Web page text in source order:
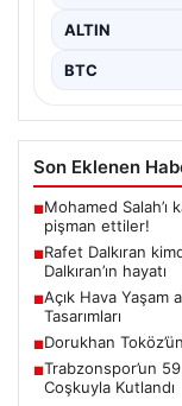
ALTIN
BTC
Son Eklenen
■Mohamed Salah’ı
pişman ettiler!
■Rafet Dalkıran
Dalkıran’ın hayatı
■Açık Hava Yaşam
Tasarımları
■Dorukhan
■Trabzonspor’un
Coşkuyla Kutlandı